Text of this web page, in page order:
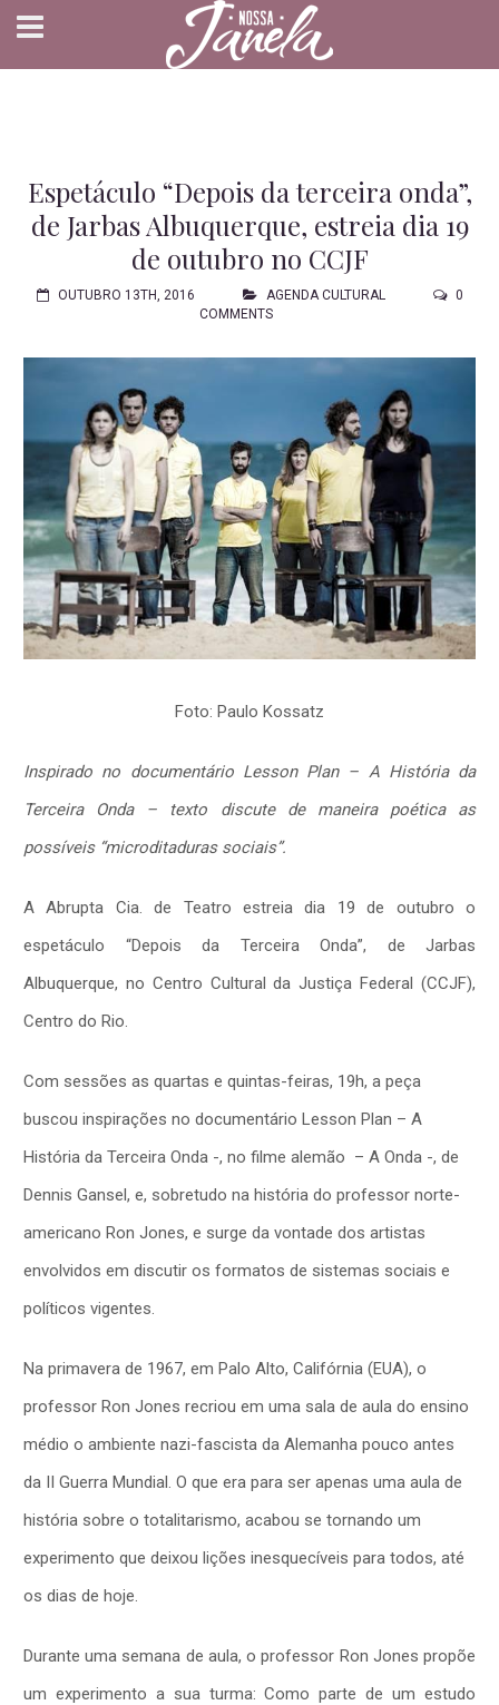
Espetáculo “Depois da terceira onda”,
de Jarbas Albuquerque, estreia dia 19
de outubro no CCJF
OUTUBRO 13TH, 2016 AGENDA CULTURAL
0
COMMENTS
Foto: Paulo Kossatz
Inspirado no documentário Lesson Plan – A História da
Terceira Onda – texto discute de maneira poética as
possíveis “microditaduras sociais”.
A Abrupta Cia. de Teatro estreia dia 19 de outubro o
espetáculo “Depois da Terceira Onda”, de Jarbas
Albuquerque, no Centro Cultural da Justiça Federal (CCJF),
Centro do Rio.
Com sessões as quartas e quintas-feiras, 19h, a peça
buscou inspirações no documentário Lesson Plan – A
História da Terceira Onda -, no filme alemão – A Onda -, de
Dennis Gansel, e, sobretudo na história do professor norte-
americano Ron Jones, e surge da vontade dos artistas
envolvidos em discutir os formatos de sistemas sociais e
políticos vigentes.
Na primavera de 1967, em Palo Alto, Califórnia (EUA), o
professor Ron Jones recriou em uma sala de aula do ensino
médio o ambiente nazi-fascista da Alemanha pouco antes
da II Guerra Mundial. O que era para ser apenas uma aula de
história sobre o totalitarismo, acabou se tornando um
experimento que deixou lições inesquecíveis para todos, até
os dias de hoje.
Durante uma semana de aula, o professor Ron Jones propõe
um experimento a sua turma: Como parte de um estudo